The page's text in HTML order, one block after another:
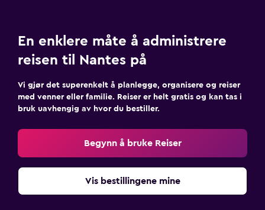
En enklere måte å administrere
reisen til Nantes på
Vi gjør det superenkelt å planlegge, organisere og reiser
med venner eller familie. Reiser er helt gratis og kan tas i
bruk uavhengig av hvor du bestiller.
Begynn å bruke Reiser
Vis bestillingene mine